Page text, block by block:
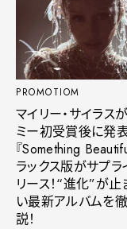
PROMOTIOM
マイリー・サイラス
ミー初受賞後に発
『Something
ラックス版がサプラ
リース！“進化”が止
い最新アルバムを
説！